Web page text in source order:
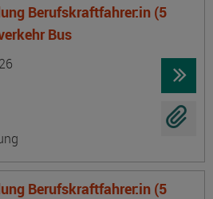
Berufskraftfahrer:in (5
Bus
Berufskraftfahrer:in (5